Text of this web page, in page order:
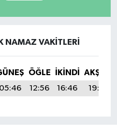
NAMAZ VAKITLERI
ÖĞLE İKINDI
AKŞAM
05:46 12:56 16:46 19:57